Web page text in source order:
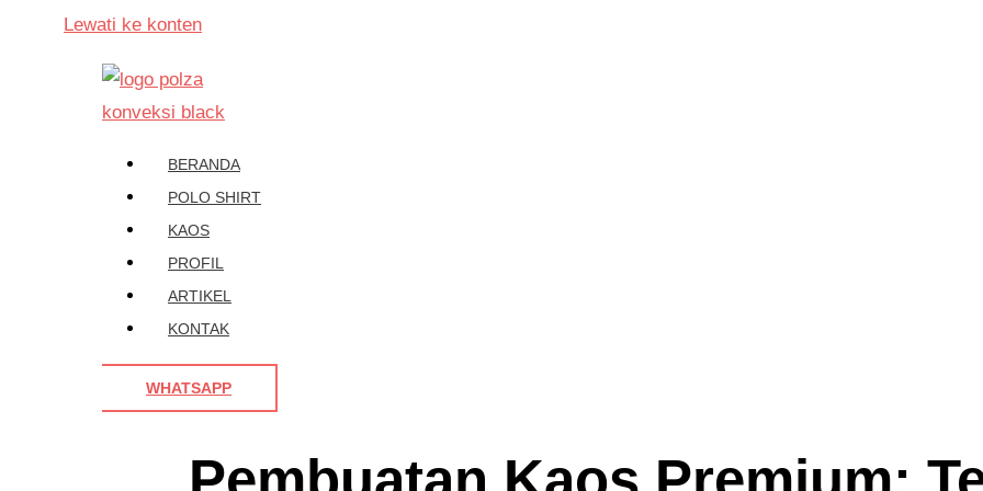
Lewati ke konten
BERANDA
POLO SHIRT
KAOS
PROFIL
ARTIKEL
KONTAK
WHATSAPP